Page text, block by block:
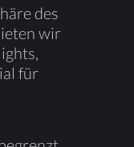
des
wir
für